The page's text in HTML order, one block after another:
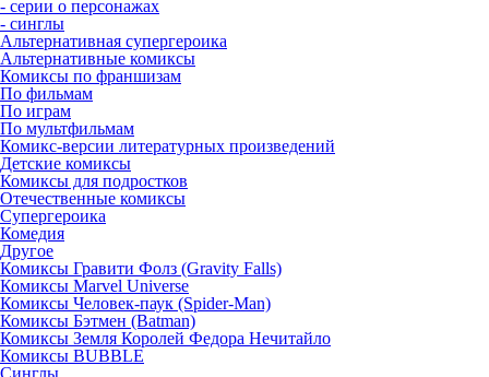
- серии о персонажах
- синглы
Альтернативная супергероика
Альтернативные комиксы
Комиксы по франшизам
По фильмам
По играм
По мультфильмам
Комикс-версии литературных произведений
Детские комиксы
Комиксы для подростков
Отечественные комиксы
Супергероика
Комедия
Другое
Комиксы Гравити Фолз (Gravity Falls)
Комиксы Marvel Universe
Комиксы Человек-паук (Spider-Man)
Комиксы Бэтмен (Batman)
Комиксы Земля Королей Федора Нечитайло
Комиксы BUBBLE
Синглы